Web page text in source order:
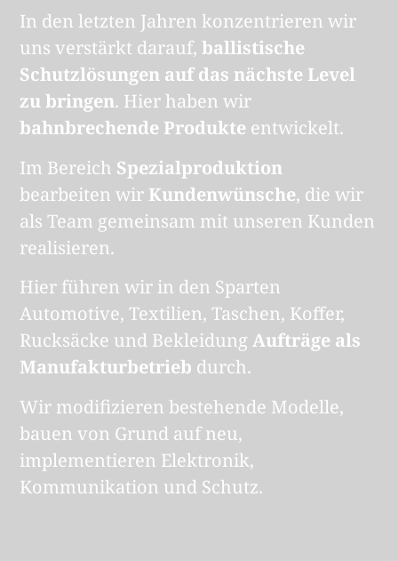
In den letzten Jahren konzentrieren wir
uns verstärkt darauf,ballistische
Schutzlösungen auf das nächste Level
zu bringen. Hier haben wir
bahnbrechende Produkte entwickelt.
Im Bereich Spezialproduktion
bearbeiten wir Kundenwünsche, die wir
als Team gemeinsam mit unseren Kunden
realisieren.
Hier führen wir in den Sparten
Automotive, Textilien, Taschen, Koffer,
Rucksäcke und BekleidungAufträge als
Manufakturbetrieb durch.
Wir modifizieren bestehende Modelle,
bauen von Grund auf neu,
implementieren Elektronik,
Kommunikation und Schutz.